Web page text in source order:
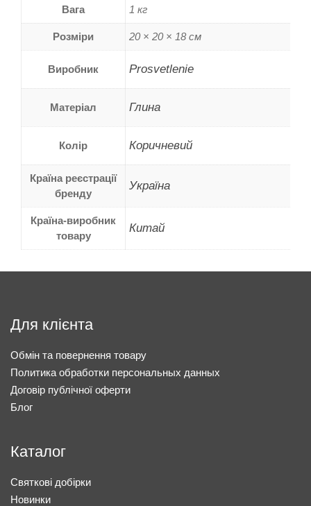
Вага 1 кг
Розміри 20 × 20 × 18 см
Виробник Prosvetlenie
Матеріал Глина
Колір Коричневий
Країна реєстрації
бренду
Україна
Країна-виробник
товару
Китай
Для клієнта
Обмін та повернення товару
Политика обработки персональных данных
Договір публічної оферти
Блог
Каталог
Святкові добірки
Новинки